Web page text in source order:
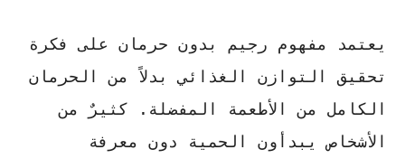
يعتمد مفهوم رجيم بدون حرمان على فكرة
تحقيق التوازن الغذائي بدلاً من الحرمان
الكامل من الأطعمة المفضلة. كثيرٌ من
الأشخاص يبدأون الحمية دون معرفة